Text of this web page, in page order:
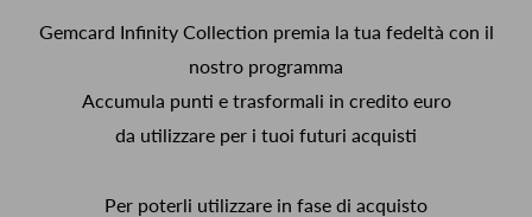
Gemcard Infinity Collection premia la tua fedeltà con il
nostro programma
Accumula punti e trasformali in credito euro
da utilizzare per i tuoi futuri acquisti
Per poterli utilizzare in fase di acquisto